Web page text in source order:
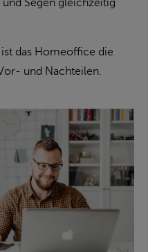
Segen gleichzeitig
das Homeoffice die
und Nachteilen.